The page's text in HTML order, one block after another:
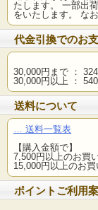
たします。 一部出
をいたします。 な
代金引換でのお
30,000円まで ：
30,000円以上 ：
送料について
… 送料一覧表
【購入金額で】
7,500円以上のお買
15,000円以上のお
ポイントご利用